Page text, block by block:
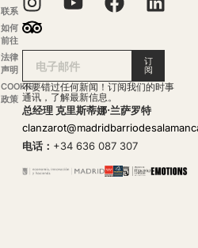
联系
如何
前往
法律
声明
COOKIE
政策
订
阅
不要错过任何新闻！订阅我们的时事
通讯，了解最新信息。
总经理 克里斯蒂娜·兰萨罗特
电话： +34 636 087 307